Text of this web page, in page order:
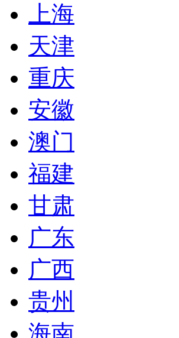
上海
天津
重庆
安徽
澳门
福建
甘肃
广东
广西
贵州
海南